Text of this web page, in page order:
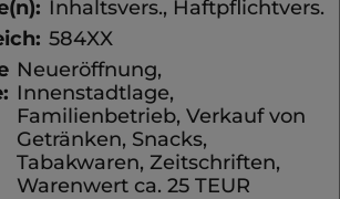
Inhaltsvers., Haftpflichtvers.
584XX
Neueröffnung,
Innenstadtlage,
Familienbetrieb, Verkauf von
Getränken, Snacks,
Tabakwaren, Zeitschriften,
Warenwert ca. 25 TEUR